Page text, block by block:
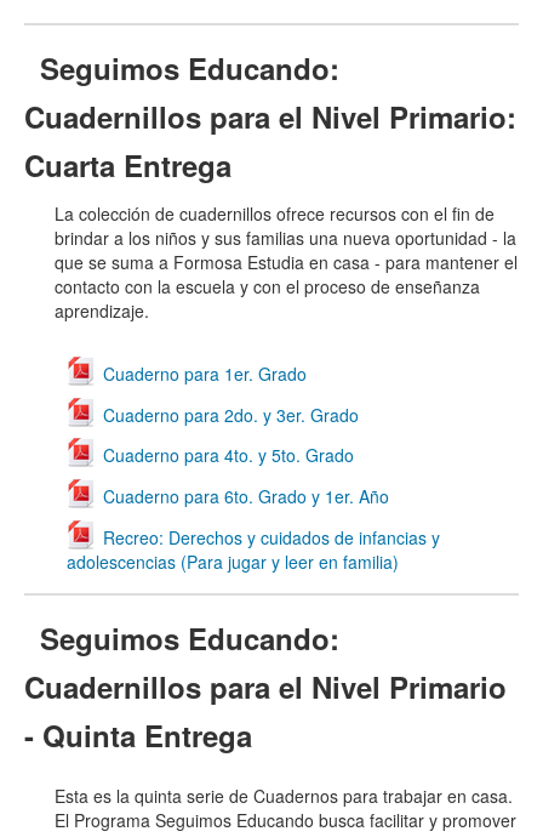
Seguimos Educando:
Cuadernillos para el Nivel Primario:
Cuarta Entrega
La colección de cuadernillos ofrece recursos con el fin de
brindar a los niños y sus familias una nueva oportunidad - la
que se suma a Formosa Estudia en casa - para mantener el
contacto con la escuela y con el proceso de enseñanza
aprendizaje.
Cuaderno para 1er. Grado
Cuaderno para 2do. y 3er. Grado
Cuaderno para 4to. y 5to. Grado
Cuaderno para 6to. Grado y 1er. Año
Recreo: Derechos y cuidados de infancias y
adolescencias (Para jugar y leer en familia)
Seguimos Educando:
Cuadernillos para el Nivel Primario
- Quinta Entrega
Esta es la quinta serie de Cuadernos para trabajar en casa.
El Programa Seguimos Educando busca facilitar y promover